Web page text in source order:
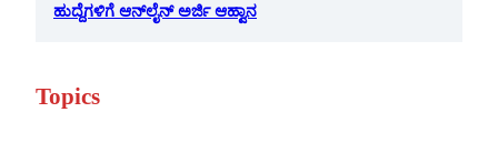
ಹುದ್ದೆಗಳಿಗೆ ಆನ್‌ಲೈನ್ ಅರ್ಜಿ ಆಹ್ವಾನ
Topics